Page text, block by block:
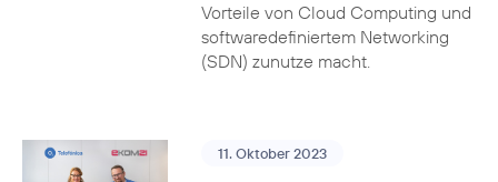
Vorteile von Cloud Computing und
softwaredefiniertem Networking
(SDN) zunutze macht.
11. Oktober 2023